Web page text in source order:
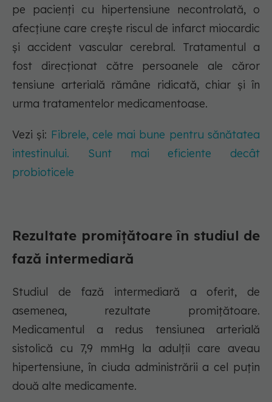
pe pacienți cu hipertensiune necontrolată, o
afecțiune care crește riscul de infarct miocardic
și accident vascular cerebral. Tratamentul a
fost direcționat către persoanele ale căror
tensiune arterială rămâne ridicată, chiar și în
urma tratamentelor medicamentoase.
Vezi și: Fibrele, cele mai bune pentru sănătatea
intestinului. Sunt mai eficiente decât
probioticele
Rezultate promițătoare în studiul de
fază intermediară
Studiul de fază intermediară a oferit, de
asemenea, rezultate promițătoare.
Medicamentul a redus tensiunea arterială
sistolică cu 7,9 mmHg la adulții care aveau
hipertensiune, în ciuda administrării a cel puțin
două alte medicamente.